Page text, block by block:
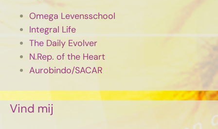
Omega Levensschool
Integral Life
The Daily Evolver
N.Rep. of the Heart
Aurobindo/SACAR
Vind mij